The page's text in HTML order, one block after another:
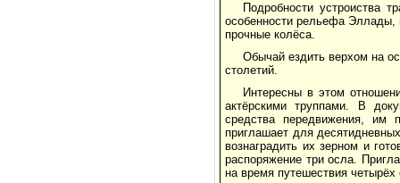
Подробности устроиства
особенности рельефа Эллады,
прочные колёса.
Обычай ездить верхом на
столетий.
Интересны в этом
актёрскими труппами. В
средства передвижения, им
приглашает для
вознаградить их зерном и
распоряжение три осла.
на время путешествия